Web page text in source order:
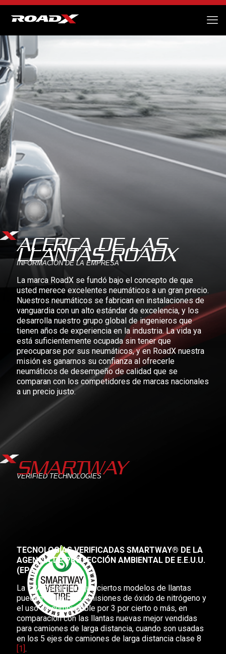
ACERCA DE LAS
LLANTAS ROADX
INFORMACIÓN DE LA EMPRESA
La marca RoadX se fundó bajo el concepto de que
usted merece excelentes neumáticos a un gran precio.
Nuestros neumáticos se fabrican en instalaciones de
vanguardia con un alto estándar de excelencia, y los
desarrolla nuestro grupo global de ingenieros que
tienen años de experiencia en la industria. La vida ya
está suficientemente ocupada sin tener que
preocuparse por sus neumáticos, y en RoadX nuestra
misión es ganarnos su confianza al ofrecerle
neumáticos de desempeño de calidad que se
comparan con los competidores de marcas nacionales
a un precio justo.
SMARTWAY
VERIFIED TECHNOLOGIES
TECNOLOGÍAS VERIFICADAS SMARTWAY® DE LA
AGENCIA DE PROTECCIÓN AMBIENTAL DE E.E.U.U.
(EPA)
La EPA determinó que ciertos modelos de llantas
pueden reducir las emisiones de óxido de nitrógeno y
el uso de combustible por 3 por cierto o más, en
comparación con las llantas nuevas mejor vendidas
para camiones de larga distancia, cuando son usadas
en los 5 ejes de camiones de larga distancia clase 8
[1].